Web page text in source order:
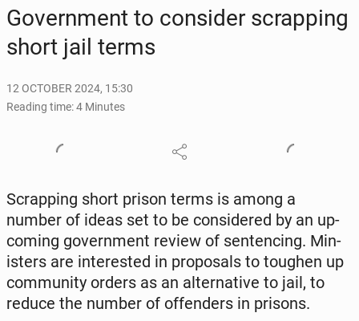
Gov­ern­ment to con­sid­er scrap­ping
short jail terms
12 OCTOBER 2024, 15:30
Reading time: 4 Minutes
Scrap­ping short prison terms is among a
number of ideas set to be con­sid­ered by an up­
com­ing gov­ern­ment review of sen­tenc­ing. Min­
is­ters are in­ter­est­ed in pro­pos­als to toughen up
com­mu­ni­ty orders as an al­ter­na­tive to jail, to
reduce the number of of­fend­ers in prisons.